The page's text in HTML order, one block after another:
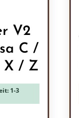
V2
C /
X / Z
1-3